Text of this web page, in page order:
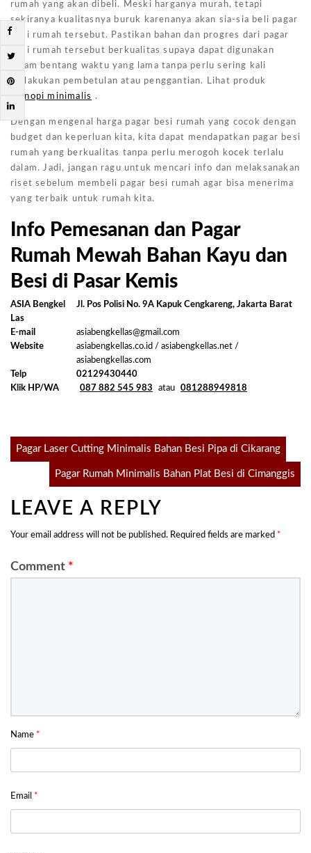
rumah yang akan dibeli. Meski harganya murah, tetapi
sekiranya kualitasnya buruk karenanya akan sia-sia beli pagar
besi rumah tersebut. Pastikan bahan dan progres dari pagar
besi rumah tersebut berkualitas supaya dapat digunakan
dalam bentang waktu yang lama tanpa perlu sering kali
melakukan pembetulan atau penggantian. Lihat produk
kanopi minimalis .
Dengan mengenal harga pagar besi rumah yang cocok dengan
budget dan keperluan kita, kita dapat mendapatkan pagar besi
rumah yang berkualitas tanpa perlu merogoh kocek terlalu
dalam. Jadi, jangan ragu untuk mencari info dan melaksanakan
riset sebelum membeli pagar besi rumah agar bisa menerima
yang terbaik untuk rumah kita.
Info Pemesanan dan Pagar
Rumah Mewah Bahan Kayu dan
Besi di Pasar Kemis
ASIA Bengkel
Las
Jl. Pos Polisi No. 9A Kapuk Cengkareng, Jakarta Barat
E-mail
asiabengkellas@gmail.com
Website
asiabengkellas.co.id / asiabengkellas.net /
asiabengkellas.com
Telp
02129430440
Klik HP/WA
087 882 545 983 atau 081288949818
Post
navigation
Pagar Laser Cutting Minimalis Bahan Besi Pipa di Cikarang
Pagar Rumah Minimalis Bahan Plat Besi di Cimanggis
LEAVE A REPLY
Your email address will not be published. Required fields are marked *
Comment *
Name *
Email *